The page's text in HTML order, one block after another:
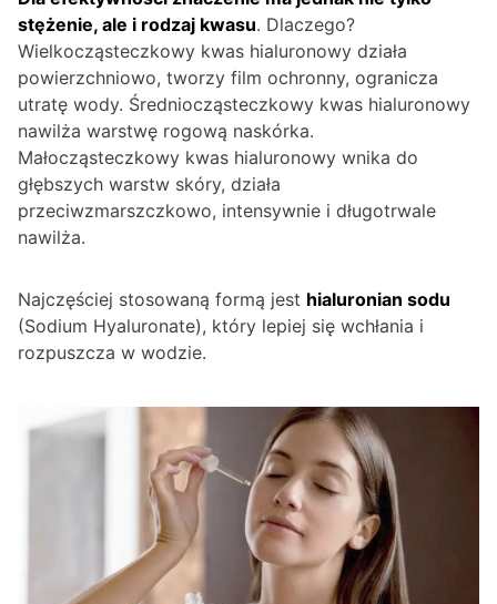
stężenie, ale i rodzaj kwasu. Dlaczego?
Wielkocząsteczkowy kwas hialuronowy działa
powierzchniowo, tworzy film ochronny, ogranicza
utratę wody. Średniocząsteczkowy kwas hialuronowy
nawilża warstwę rogową naskórka.
Małocząsteczkowy kwas hialuronowy wnika do
głębszych warstw skóry, działa
przeciwzmarszczkowo, intensywnie i długotrwale
nawilża.
Najczęściej stosowaną formą jest hialuronian sodu
(Sodium Hyaluronate), który lepiej się wchłania i
rozpuszcza w wodzie.